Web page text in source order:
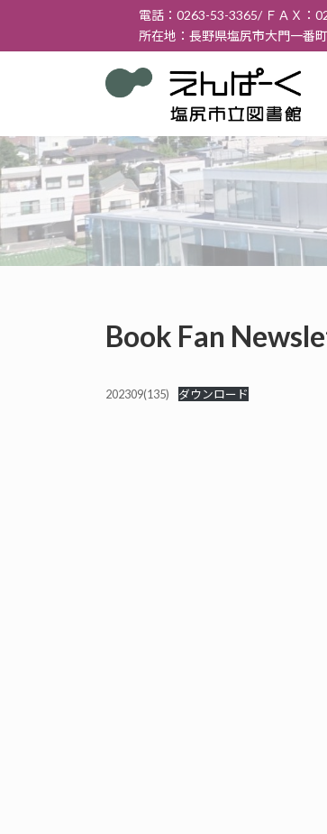
テ
ス
キ
ッ
ゲ
ン
に
移
電話：0263-53-3365/ ＦＡＸ：
所在地：長野県塩尻市大門一番
Book Fan
202309(135) ダウンロード